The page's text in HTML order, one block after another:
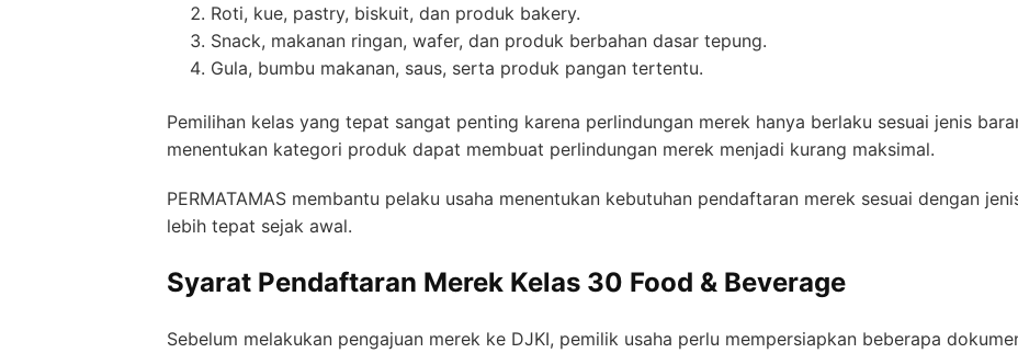
Roti, kue, pastry, biskuit, dan produk bakery.
Snack, makanan ringan, wafer, dan produk berbahan dasar tepung.
Gula, bumbu makanan, saus, serta produk pangan tertentu.
Pemilihan kelas yang tepat sangat penting karena perlindungan merek hanya berlaku sesuai jenis
menentukan kategori produk dapat membuat perlindungan merek menjadi kurang maksimal.
PERMATAMAS membantu pelaku usaha menentukan kebutuhan pendaftaran merek sesuai dengan
lebih tepat sejak awal.
Syarat Pendaftaran Merek Kelas 30 Food & Beverage
Sebelum melakukan pengajuan merek ke DJKI, pemilik usaha perlu mempersiapkan beberapa